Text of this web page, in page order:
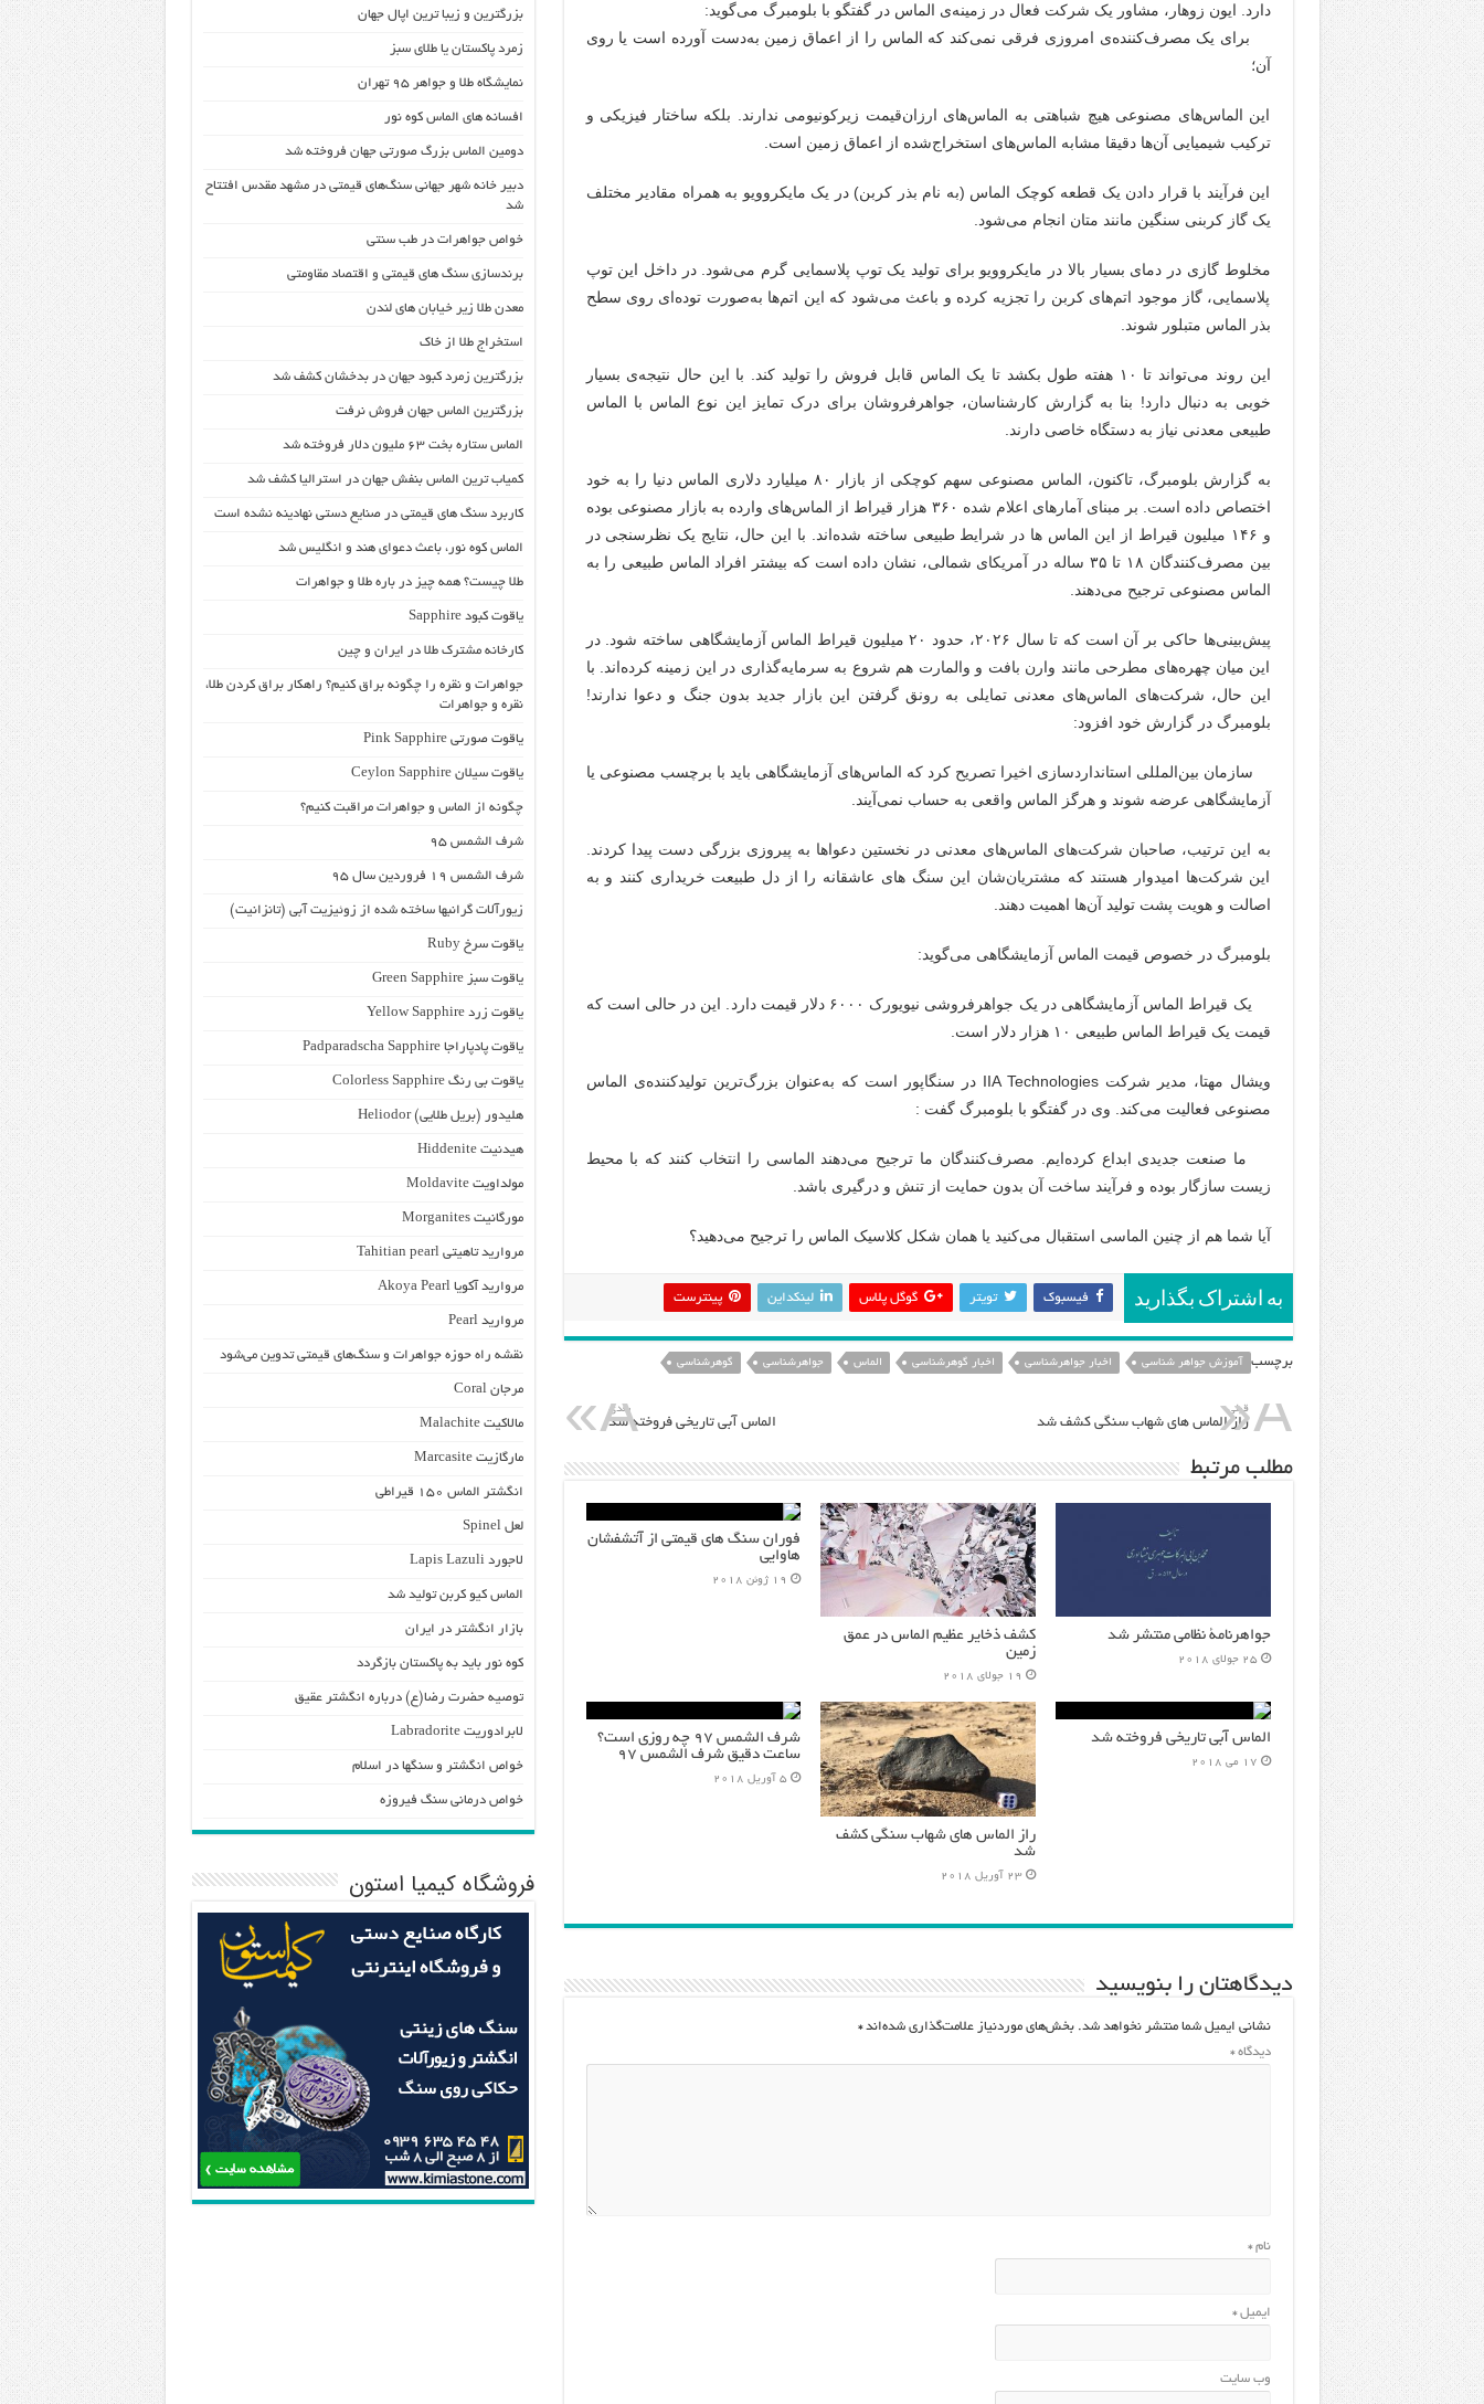
دارد. ایون زوهار، مشاور یک شرکت فعال در زمینه‌ی الماس در گفتگو با بلومبرگ می‌گوید:
برای یک مصرف‌کننده‌ی امروزی فرقی نمی‌کند که الماس را از اعماق زمین به‌دست آورده است یا روی
آن؛
این الماس‌های مصنوعی هیچ شباهتی به الماس‌های ارزان‌قیمت زیرکونیومی ندارند. بلکه ساختار فیزیکی و
ترکیب شیمیایی آن‌ها دقیقا مشابه الماس‌های استخراج‌شده از اعماق زمین است.
این فرآیند با قرار دادن یک قطعه کوچک الماس (به نام بذر کربن) در یک مایکروویو به همراه مقادیر مختلف
یک گاز کربنی سنگین مانند متان انجام می‌شود.
مخلوط گازی در دمای بسیار بالا در مایکروویو برای تولید یک توپ پلاسمایی گرم می‌شود. در داخل این توپ
پلاسمایی، گاز موجود اتم‌های کربن را تجزیه کرده و باعث می‌شود که این اتم‌ها به‌صورت توده‌ای روی سطح
بذر الماس متبلور شوند.
این روند می‌تواند تا ۱۰ هفته طول بکشد تا یک الماس قابل فروش را تولید کند. با این حال نتیجه‌ی بسیار
خوبی به دنبال دارد! بنا به گزارش کارشناسان، جواهرفروشان برای درک تمایز این نوع الماس با الماس
طبیعی معدنی نیاز به دستگاه خاصی دارند.
به گزارش بلومبرگ، تاکنون، الماس مصنوعی سهم کوچکی از بازار ۸۰ میلیارد دلاری الماس دنیا را به خود
اختصاص داده است. بر مبنای آمارهای اعلام شده ۳۶۰ هزار قیراط از الماس‌های وارده به بازار مصنوعی بوده
و ۱۴۶ میلیون قیراط از این الماس ها در شرایط طبیعی ساخته شده‌اند. با این حال، نتایج یک نظرسنجی در
بین مصرف‌کنندگان ۱۸ تا ۳۵ ساله در آمریکای شمالی، نشان داده است که بیشتر افراد الماس طبیعی را به
الماس مصنوعی ترجیح می‌دهند.
پیش‌بینی‌ها حاکی بر آن است که تا سال ۲۰۲۶، حدود ۲۰ میلیون قیراط الماس آزمایشگاهی ساخته شود. در
این میان چهره‌های مطرحی مانند وارن بافت و والمارت هم شروع به سرمایه‌گذاری در این زمینه کرده‌اند. با
این حال، شرکت‌های الماس‌های معدنی تمایلی به رونق گرفتن این بازار جدید بدون جنگ و دعوا ندارند!
بلومبرگ در گزارش خود افزود:
سازمان بین‌المللی استانداردسازی اخیرا تصریح کرد که الماس‌های آزمایشگاهی باید با برچسب مصنوعی یا
آزمایشگاهی عرضه شوند و هرگز الماس واقعی به حساب نمی‌آیند.
به این ترتیب، صاحبان شرکت‌های الماس‌های معدنی در نخستین دعواها به پیروزی بزرگی دست پیدا کردند.
این شرکت‌ها امیدوار هستند که مشتریان‌شان این سنگ های عاشقانه را از دل طبیعت خریداری کنند و به
اصالت و هویت پشت تولید آن‌ها اهمیت دهند.
بلومبرگ در خصوص قیمت الماس آزمایشگاهی می‌گوید:
یک قیراط الماس آزمایشگاهی در یک جواهرفروشی نیویورک ۶۰۰۰ دلار قیمت دارد. این در حالی است که
قیمت یک قیراط الماس طبیعی ۱۰ هزار دلار است.
ویشال مهتا، مدیر شرکت IIA Technologies در سنگاپور است که به‌عنوان بزرگ‌ترین تولیدکننده‌ی الماس
مصنوعی فعالیت می‌کند. وی در گفتگو با بلومبرگ گفت :
ما صنعت جدیدی ابداع کرده‌ایم. مصرف‌کنندگان ما ترجیح می‌دهند الماسی را انتخاب کنند که با محیط
زیست سازگار بوده و فرآیند ساخت آن بدون حمایت از تنش و درگیری باشد.
آیا شما هم از چنین الماسی استقبال می‌‌کنید یا همان شکل کلاسیک الماس را ترجیح می‌دهید؟
به اشتراک بگذارید فيسبوك تويتر گوگل پلاس لینکداین پینترست
برچسب آموزش جواهر شناسی اخبار جواهرشناسی اخبار گوهرشناسی الماس جواهرشناسی گوهرشناسی
قبلی
راز الماس های شهاب سنگی کشف شد
بعدی
الماس آبی تاریخی فروخته شد
مطلب مرتبط
جواهرنامۀ نظامی منتشر شد
25 جولای 2018
کشف ذخایر عظیم الماس در عمق
زمین
19 جولای 2018
فوران سنگ های قیمتی از آتشفشان
هاوایی
19 ژوئن 2018
الماس آبی تاریخی فروخته شد
17 می 2018
راز الماس های شهاب سنگی کشف
شد
23 آوریل 2018
شرف الشمس ۹۷ چه روزی است؟
ساعت دقیق شرف الشمس ۹۷
5 آوریل 2018
دیدگاهتان را بنویسید
نشانی ایمیل شما منتشر نخواهد شد. بخش‌های موردنیاز علامت‌گذاری شده‌اند*
دیدگاه*
نام*
ایمیل*
وب‌ سایت
بزرگترین و زیبا ترین اپال جهان
زمرد پاکستان یا طلای سبز
نمایشگاه طلا و جواهر 95 تهران
افسانه های الماس کوه نور
دومین الماس بزرگ صورتی جهان فروخته شد
دبیر خانه شهر جهانی سنگ‌های قیمتی در مشهد مقدس افتتاح
شد
خواص جواهرات در طب سنتی
برندسازی سنگ های قیمتی و اقتصاد مقاومتی
معدن طلا زیر خیابان های لندن
استخراج طلا از خاک
بزرگترین زمرد کبود جهان در بدخشان کشف شد
بزرگترین الماس جهان فروش نرفت
الماس ستاره بخت ۶۳ ملیون دلار فروخته شد
کمیاب­ ترین الماس بنفش جهان در استرالیا کشف شد
کاربرد سنگ های قیمتی در صنایع دستی نهادینه نشده است
الماس کوه نور، باعث دعوای هند و انگلیس شد
طلا چیست؟ همه چیز در باره طلا و جواهرات
یاقوت کبود Sapphire
کارخانه‌ مشترک طلا در ایران و چین
جواهرات و نقره را چگونه براق کنیم؟ راهکار براق کردن طلا،
نقره و جواهرات
یاقوت صورتی Pink Sapphire
یاقوت سیلان Ceylon Sapphire
چگونه از الماس و جواهرات مراقبت کنیم؟
شرف الشمس 95
شرف الشمس 19 فروردین سال 95
زیورآلات گرانبها ساخته شده از زوئیزیت آبی (تانزانیت)
یاقوت سرخ Ruby
یاقوت سبز Green Sapphire
یاقوت زرد Yellow Sapphire
یاقوت پادپاراجا Padparadscha Sapphire
یاقوت بی رنگ Colorless Sapphire
هلیدور (بریل طلایی) Heliodor
هیدنیت Hiddenite
مولداویت Moldavite
مورگانیت Morganites
مروارید تاهیتی Tahitian pearl
مروارید آکویا Akoya Pearl
مروارید Pearl
نقشه راه حوزه جواهرات و سنگ‌های قیمتی تدوین می‌شود
مرجان Coral
مالاکیت Malachite
مارگازیت Marcasite
انگشتر الماس ۱۵۰ قیراطی
لعل Spinel
لاجورد Lapis Lazuli
الماس کیو کربن تولید شد
بازار انگشتر در ایران
کوه نور باید به پاکستان بازگردد
توصیه حضرت رضا(ع) درباره انگشتر عقیق
لابرادوریت Labradorite
خواص انگشتر و سنگها در اسلام
خواص درمانی سنگ فیروزه
فروشگاه کیمیا استون